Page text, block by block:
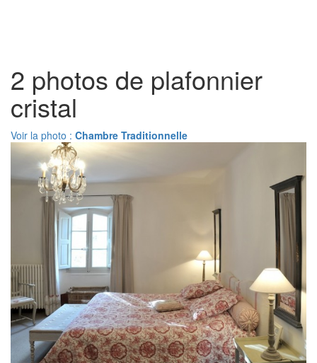
2 photos de plafonnier
cristal
Voir la photo : Chambre Traditionnelle